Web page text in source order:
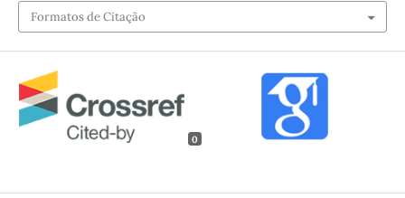
Formatos de Citação
0